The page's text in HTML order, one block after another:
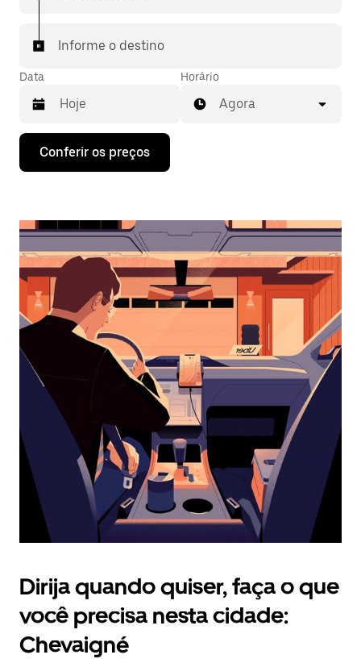
Informe o destino
Data
Pressione
seta
interagir
o
calendário
selecionar
uma
data.
Pressione
a
tecla
“ESC”
o
calendário.
Horário
Agora
Conferir os preços
Dirija quando quiser, faça o que
você precisa nesta cidade:
Chevaigné